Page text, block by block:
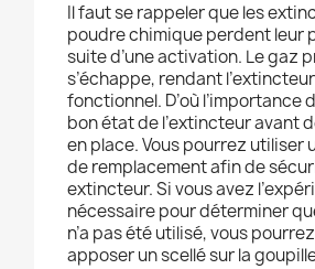
Il faut se rappeler que les
poudre chimique perdent leur
suite d’une activation. Le gaz
s’échappe, rendant
fonctionnel. D’où l’importance
bon état de l’extincteur avant
en place. Vous pourrez utiliser
de remplacement afin de
extincteur. Si vous avez
nécessaire pour déterminer
n’a pas été utilisé, vous
apposer un scellé sur la